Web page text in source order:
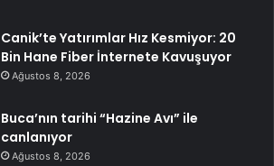
Canik’te Yatırımlar Hız Kesmiyor: 20
Bin Hane Fiber İnternete Kavuşuyor
Ağustos 8, 2026
Buca’nın tarihi “Hazine Avı” ile
canlanıyor
Ağustos 8, 2026